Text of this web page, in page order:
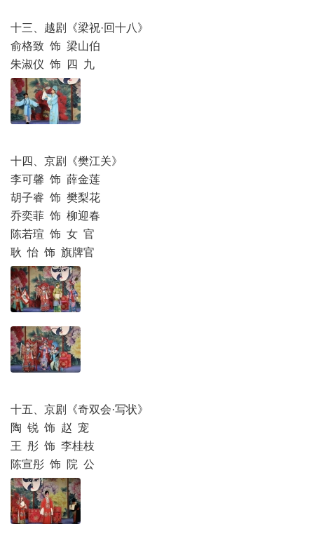
十三、越剧《梁祝·回十八》
俞格致 饰 梁山伯
朱淑仪 饰 四 九
十四、京剧《樊江关》
李可馨 饰 薛金莲
胡子睿 饰 樊梨花
乔奕菲 饰 柳迎春
陈若瑄 饰 女 官
耿 怡 饰 旗牌官
十五、京剧《奇双会·写状》
陶 锐 饰 赵 宠
王 彤 饰 李桂枝
陈宣彤 饰 院 公